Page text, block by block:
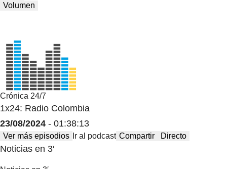
Volumen
Crónica 24/7
1x24: Radio Colombia
23/08/2024 - 01:38:13
Ver más episodios Ir al podcast Compartir Directo
Noticias en 3′